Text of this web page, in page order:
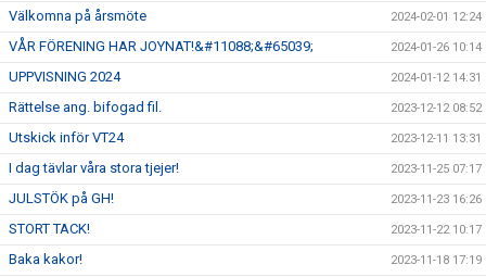
Välkomna på årsmöte 2024-02-01 12:24
VÅR FÖRENING HAR JOYNAT!&#11088;&#65039; 2024-01-26 10:14
UPPVISNING 2024 2024-01-12 14:31
Rättelse ang. bifogad fil. 2023-12-12 08:52
Utskick inför VT24 2023-12-11 13:31
I dag tävlar våra stora tjejer! 2023-11-25 07:17
JULSTÖK på GH! 2023-11-23 16:26
STORT TACK! 2023-11-22 10:17
Baka kakor! 2023-11-18 17:19